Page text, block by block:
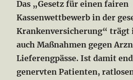
Das „Gesetz für einen fairen
Kassenwettbewerb in der
Krankenversicherung“ trägt
auch Maßnahmen gegen
Lieferengpässe. Ist damit
genervten Patienten,